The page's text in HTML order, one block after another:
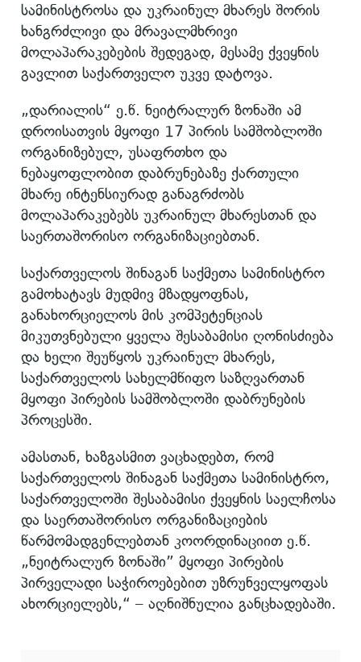
სამინისტროსა და უკრაინულ მხარეს შორის
ხანგრძლივი და მრავალმხრივი
მოლაპარაკებების შედეგად, მესამე ქვეყნის
გავლით საქართველო უკვე დატოვა.
„დარიალის“ ე.წ. ნეიტრალურ ზონაში ამ
დროისათვის მყოფი 17 პირის სამშობლოში
ორგანიზებულ, უსაფრთხო და
ნებაყოფლობით დაბრუნებაზე ქართული
მხარე ინტენსიურად განაგრძობს
მოლაპარაკებებს უკრაინულ მხარესთან და
საერთაშორისო ორგანიზაციებთან.
საქართველოს შინაგან საქმეთა სამინისტრო
გამოხატავს მუდმივ მზადყოფნას,
განახორციელოს მის კომპეტენციას
მიკუთვნებული ყველა შესაბამისი ღონისძიება
და ხელი შეუწყოს უკრაინულ მხარეს,
საქართველოს სახელმწიფო საზღვართან
მყოფი პირების სამშობლოში დაბრუნების
პროცესში.
ამასთან, ხაზგასმით ვაცხადებთ, რომ
საქართველოს შინაგან საქმეთა სამინისტრო,
საქართველოში შესაბამისი ქვეყნის საელჩოსა
და საერთაშორისო ორგანიზაციების
წარმომადგენლებთან კოორდინაციით ე.წ.
„ნეიტრალურ ზონაში” მყოფი პირების
პირველადი საჭიროებებით უზრუნველყოფას
ახორციელებს,“ – აღნიშნულია განცხადებაში.